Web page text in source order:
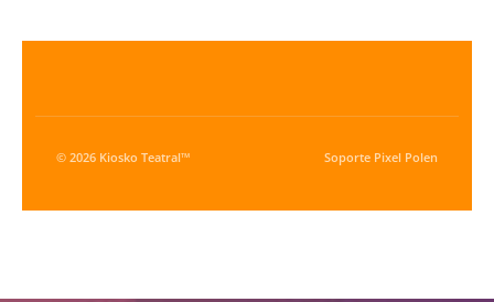
© 2026 Kiosko Teatral™ Soporte Pixel Polen